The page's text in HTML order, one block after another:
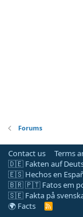
Forums
Contact us Terms
🇩🇪 Fakten auf
🇪🇸 Hechos en
🇧🇷 🇵🇹 Fatos em
🇸🇪 Fakta på
🌍 Facts
R